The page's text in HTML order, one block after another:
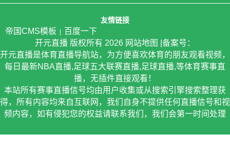
友情链接
帝国CMS模板
百度一下
开元直播 版权所有 2026 网站地图
|备案号：
开元直播是体育直播导航站，为方便喜欢体育的朋友观看视频，
每日最新NBA直播,足球五大联赛直播,足球直播,等体育赛事直
播，无插件直接观看！
本站所有赛事直播信号均由用户收集或从搜索引擎搜索整理获
得，所有内容均来自互联网，我们自身不提供任何直播信号和视
频内容，如有侵犯您的权益请联系我们，我们会第一时间处理